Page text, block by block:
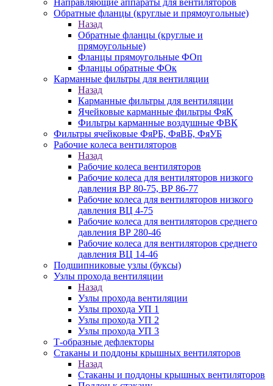
Направляющие аппараты для вентиляторов
Обратные фланцы (круглые и прямоугольные)
Назад
Обратные фланцы (круглые и
прямоугольные)
Фланцы прямоугольные ФОп
Фланцы обратные ФОк
Карманные фильтры для вентиляции
Назад
Карманные фильтры для вентиляции
Ячейковые карманные фильтры ФяК
Фильтры карманные воздушные ФВК
Фильтры ячейковые ФяРБ, ФяВБ, ФяУБ
Рабочие колеса вентиляторов
Назад
Рабочие колеса вентиляторов
Рабочие колеса для вентиляторов низкого
давления ВР 80-75, ВР 86-77
Рабочие колеса для вентиляторов низкого
давления ВЦ 4-75
Рабочие колеса для вентиляторов среднего
давления ВР 280-46
Рабочие колеса для вентиляторов среднего
давления ВЦ 14-46
Подшипниковые узлы (буксы)
Узлы прохода вентиляции
Назад
Узлы прохода вентиляции
Узлы прохода УП 1
Узлы прохода УП 2
Узлы прохода УП 3
Т-образные дефлекторы
Стаканы и поддоны крышных вентиляторов
Назад
Стаканы и поддоны крышных вентиляторов